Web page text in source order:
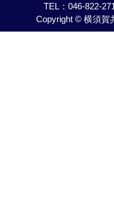
TEL：046-822-
Copyright © 横須賀